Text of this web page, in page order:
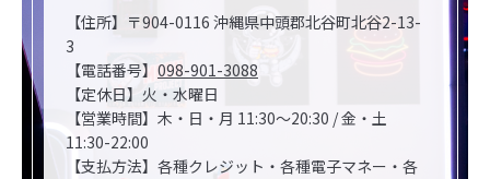
【住所】〒904-0116 沖縄県中頭郡北谷町北谷2-13-
3
【電話番号】 098-901-3088
【定休日】火・水曜日
【営業時間】木・日・月 11:30～20:30 / 金・土
11:30-22:00
【支払方法】各種クレジット・各種電子マネー・各